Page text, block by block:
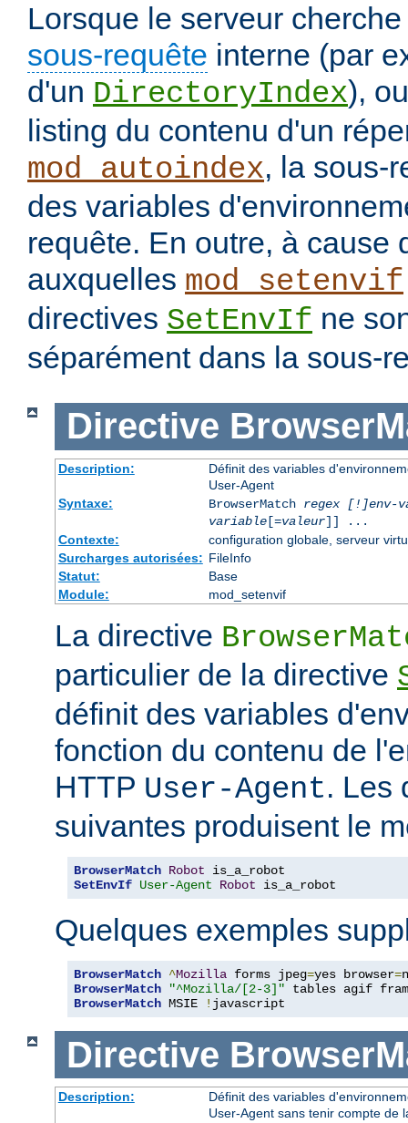
Lorsque le serveur
sous-requête interne (par
d'un DirectoryIndex),
listing du contenu d'un
mod_autoindex, la sous-
des variables
requête. En outre, à cause
auxquelles mod_setenvif
directives SetEnvIf ne
séparément dans la sous-
Directive
Description:
Définit des variables
User-Agent
Syntaxe:
BrowserMatch regex [!]env-
variable[=valeur]] ...
Contexte:
configuration globale, serveur
Surcharges autorisées: FileInfo
Statut:
Base
Module:
mod_setenvif
La directive
particulier de la directive
définit des variables
fonction du contenu de
HTTP User-Agent. Les
suivantes produisent le
BrowserMatch Robot
SetEnvIf User-Agent Robot is_a_robot
Quelques exemples
BrowserMatch ^Mozilla forms jpeg=yes browser=
BrowserMatch
"^Mozilla/[2-3]"
BrowserMatch MSIE ! javascript
Directive
Description:
Définit des variables
User-Agent sans tenir compte de